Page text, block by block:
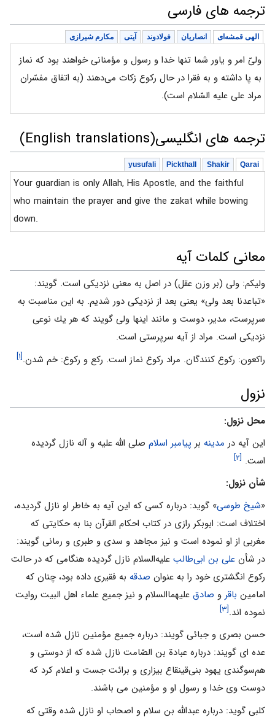
ترجمه های فارسی
الهی قمشه‌ای انصاریان فولادوند آیتی مکارم شیرازی
ولیّ امر و یاور شما تنها خدا و رسول و مؤمنانی خواهند بود که نماز
به پا داشته و به فقرا در حال رکوع زکات می‌دهند (به اتفاق مفسّران
مراد علی علیه السّلام است).
ترجمه های انگلیسی(English translations)
Qarai
Shakir
Pickthall
yusufali
Your guardian is only Allah, His Apostle, and the faithful
who maintain the prayer and give the zakat while bowing
down.
معانی کلمات آیه
وليكم: ولى (بر وزن عقل) در اصل به معنى نزديكى است. گويند:
«تباعدنا بعد ولى» يعنى بعد از نزديكى دور شديم. به اين مناسبت به
سرپرست، مدير، دوست و مانند اينها ولى گويند كه هر يك نوعى
نزديكى است. مراد از آيه سرپرستى است.
راكعون: ركوع كنندگان. مراد ركوع نماز است. ركع و ركوع: خم شدن.[۱]
نزول
محل نزول:
این آیه در مدینه بر پیامبر اسلام صلی الله علیه و آله نازل گردیده
است. [۲]
شأن نزول:
«شیخ طوسی» گوید: درباره كسى كه اين آيه به خاطر او نازل گرديده،
اختلاف است: ابوبكر رازى در كتاب احكام القرآن بنا به حكايتى كه
مغربى از او نموده است و نيز مجاهد و سدى و طبرى و رمانى گويند:
در شأن على بن ابى‌طالب عليه‌السلام نازل گرديده هنگامى كه در حالت
ركوع انگشترى خود را به عنوان صدقه به فقيرى داده بود، چنان كه
امامين باقر و صادق عليهماالسلام و نيز جميع علماء اهل البيت روايت
نموده اند.[۳]
حسن بصرى و جبائى گويند: درباره جميع مؤمنين نازل شده است،
عده اى گويند: درباره عبادة بن الصّامت نازل شده كه از دوستى و
هم‌سوگندى يهود بنى‌قينقاع بيزارى و برائت جست و اعلام كرد كه
دوست وى خدا و رسول او و مؤمنين مى باشند.
كلبى گويد: درباره عبدالله بن سلام و اصحاب او نازل شده وقتى كه